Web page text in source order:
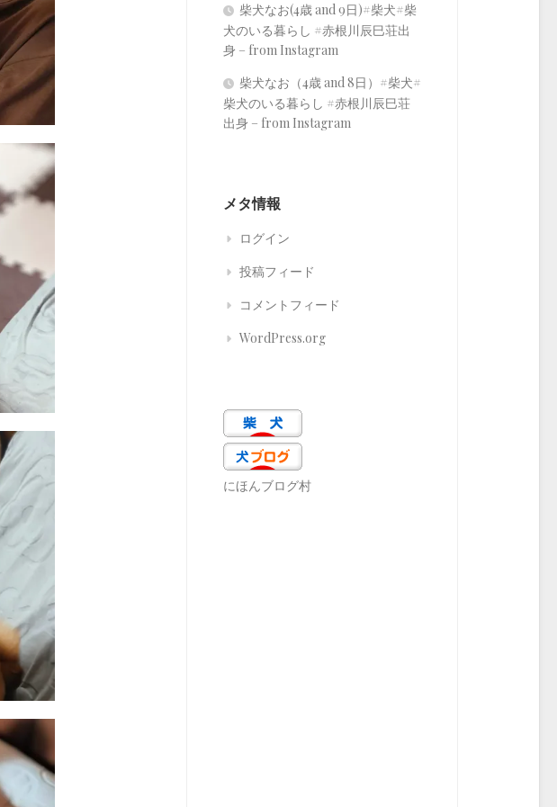
柴犬なお(4歳 and 9日)#柴犬#柴
犬のいる暮らし #赤根川辰巳荘出
身 – from Instagram
柴犬なお（4歳 and 8日）#柴犬#
柴犬のいる暮らし #赤根川辰巳荘
出身 – from Instagram
メタ情報
ログイン
投稿フィード
コメントフィード
WordPress.org
にほんブログ村